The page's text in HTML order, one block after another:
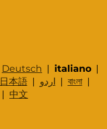
Deutsch | italiano |
日本語| اردو | বাংলা|
| 中文